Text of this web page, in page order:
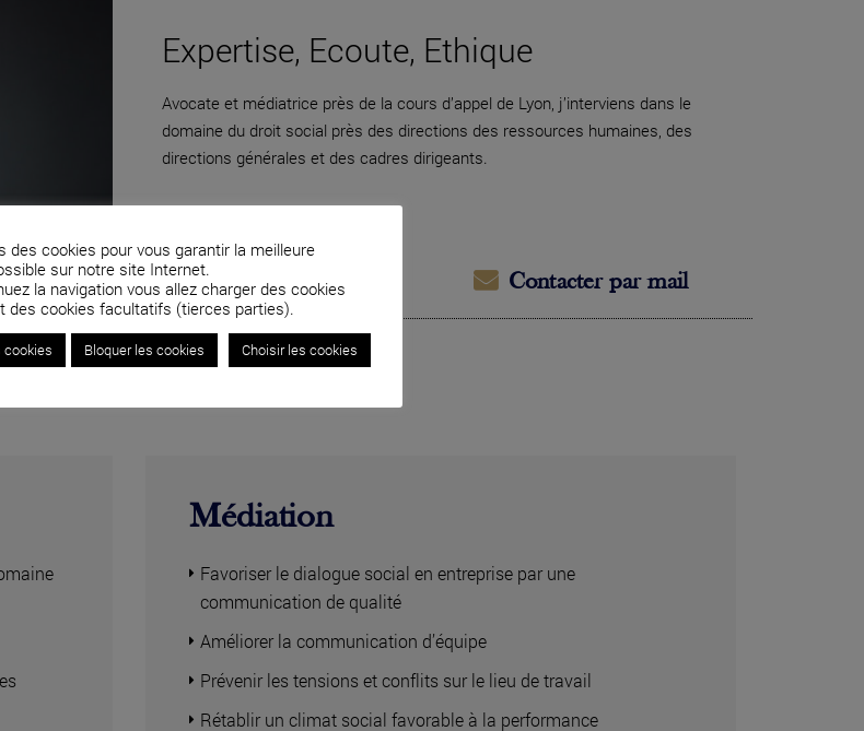
Expertise, Ecoute, Ethique
Avocate et médiatrice près de la cours d’appel de Lyon, j’interviens dans le
domaine du droit social près des directions des ressources humaines, des
directions générales et des cadres dirigeants.
04 82 53 71 51 Contacter par mail
Médiation
Favoriser le dialogue social en entreprise par une
communication de qualité
Améliorer la communication d’équipe
Prévenir les tensions et conflits sur le lieu de travail
Rétablir un climat social favorable à la performance
des cookies pour vous garantir la meilleure
sur notre site Internet.
la navigation vous allez charger des cookies
des cookies facultatifs (tierces parties).
cookies Bloquer les cookies Choisir les cookies